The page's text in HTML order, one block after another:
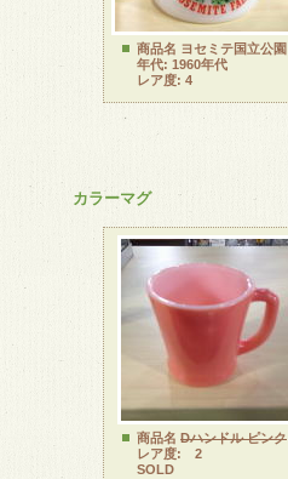
商品名 ヨセミテ国立公園
年代: 1960年代
レア度: 4
カラーマグ
商品名 Dハンドル ピンク
レア度: 2
SOLD